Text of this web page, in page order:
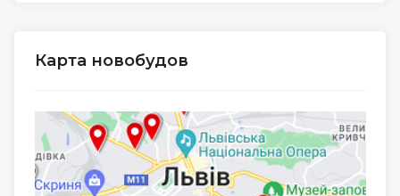
Карта новобудов